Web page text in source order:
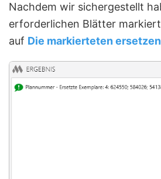
Nachdem wir sichergestellt
erforderlichen Blätter
auf Die markierteten ersetzen